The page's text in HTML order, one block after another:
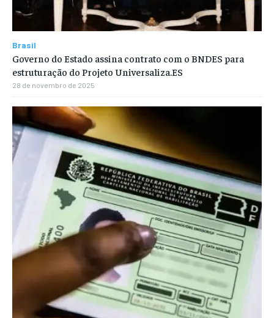
Brasil
Governo do Estado assina contrato com o BNDES para
estruturação do Projeto Universaliza.ES
28 de novembro de 2025